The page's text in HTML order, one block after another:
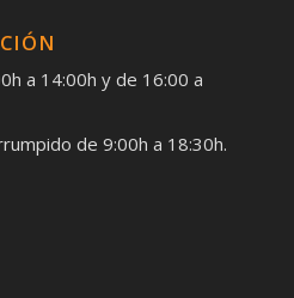
a 14:00h y de 16:00 a
de 9:00h a 18:30h.